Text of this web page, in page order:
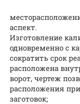
аспект.
Изготовление
одновременно с
сократить срок
расположена
ворот, чертеж
расположения
заготовок;